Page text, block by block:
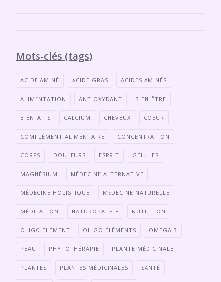
Mots-clés (tags)
ACIDE AMINÉ ACIDE GRAS ACIDES AMINÉS
ALIMENTATION ANTIOXYDANT BIEN-ÊTRE
BIENFAITS CALCIUM CHEVEUX COEUR
COMPLÉMENT ALIMENTAIRE CONCENTRATION
CORPS DOULEURS ESPRIT GÉLULES
MAGNÉSIUM MÉDECINE ALTERNATIVE
MÉDECINE HOLISTIQUE MÉDECINE NATURELLE
MÉDITATION NATUROPATHIE NUTRITION
OLIGO ÉLÉMENT OLIGO ÉLÉMENTS OMÉGA 3
PEAU PHYTOTHÉRAPIE PLANTE MÉDICINALE
PLANTES PLANTES MÉDICINALES SANTÉ